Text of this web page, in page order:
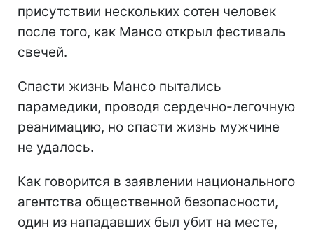
присутствии нескольких сотен человек
после того, как Мансо открыл фестиваль
свечей.
Спасти жизнь Мансо пытались
парамедики, проводя сердечно-легочную
реанимацию, но спасти жизнь мужчине
не удалось.
Как говорится в заявлении национального
агентства общественной безопасности,
один из нападавших был убит на месте,